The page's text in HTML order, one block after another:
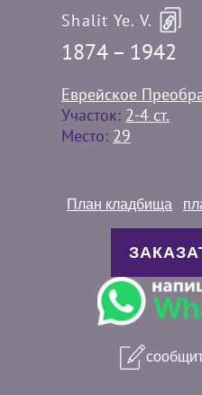
Shalit Ye. V.
1874 – 1942
Еврейское
Участок: 2-4 ст.
Место: 29
План кладбища